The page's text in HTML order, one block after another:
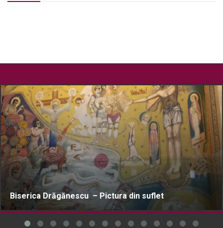
Biserica Drăgănescu – Pictura din suflet